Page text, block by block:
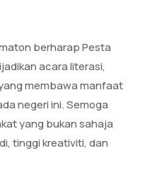
berharap Pesta
acara literasi,
membawa manfaat
negeri ini. Semoga
yang bukan sahaja
tinggi kreativiti, dan